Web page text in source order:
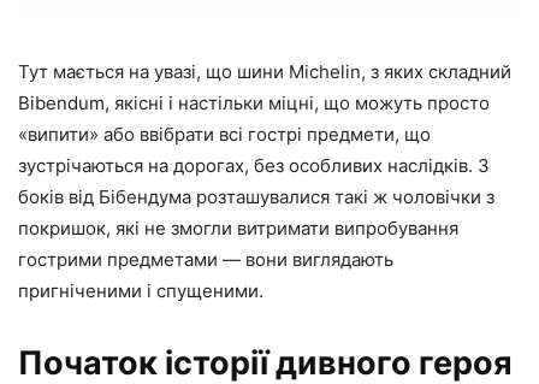
Тут мається на увазі, що шини Michelin, з яких складний
Bibendum, якісні і настільки міцні, що можуть просто
«випити» або ввібрати всі гострі предмети, що
зустрічаються на дорогах, без особливих наслідків. З
боків від Бібендума розташувалися такі ж чоловічки з
покришок, які не змогли витримати випробування
гострими предметами — вони виглядають
пригніченими і спущеними.
Початок історії дивного героя